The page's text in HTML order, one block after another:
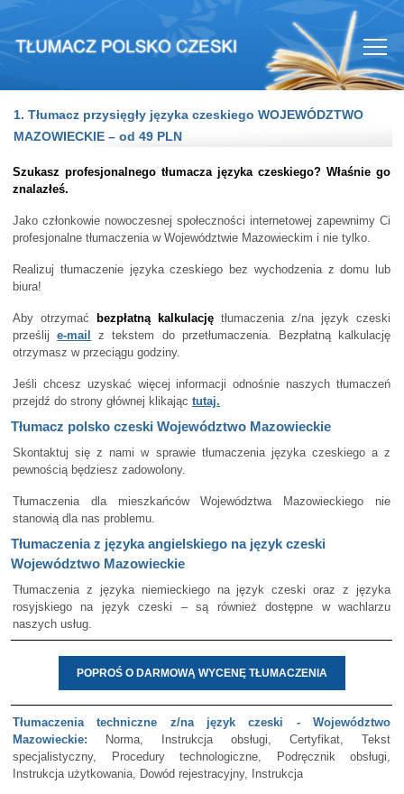
1. Tłumacz przysięgły języka czeskiego WOJEWÓDZTWO
MAZOWIECKIE – od 49 PLN
Szukasz profesjonalnego tłumacza języka czeskiego? Właśnie go
znalazłeś.
Jako członkowie nowoczesnej społeczności internetowej zapewnimy Ci
profesjonalne tłumaczenia w Województwie Mazowieckim i nie tylko.
Realizuj tłumaczenie języka czeskiego bez wychodzenia z domu lub
biura!
Aby otrzymać bezpłatną kalkulację tłumaczenia z/na język czeski
prześlije-mail
z tekstem do przetłumaczenia. Bezpłatną kalkulację
otrzymasz w przeciągu godziny.
Jeśli chcesz uzyskać więcej informacji odnośnie naszych tłumaczeń
przejdź do strony głównej klikając tutaj.
Tłumacz polsko czeski Województwo Mazowieckie
Skontaktuj się z nami w sprawie tłumaczenia języka czeskiego a z
pewnością będziesz zadowolony.
Tłumaczenia dla mieszkańców Województwa Mazowieckiego nie
stanowią dla nas problemu.
Tłumaczenia z języka angielskiego na język czeski
Województwo Mazowieckie
Tłumaczenia z języka niemieckiego na język czeski oraz z języka
rosyjskiego na język czeski – są również dostępne w wachlarzu
naszych usług.
POPROŚ O DARMOWĄ WYCENĘ TŁUMACZENIA
Tłumaczenia techniczne z/na język czeski - Województwo
Mazowieckie: Norma, Instrukcja obsługi, Certyfikat, Tekst
specjalistyczny, Procedury technologiczne, Podręcznik obsługi,
Instrukcja użytkowania, Dowód rejestracyjny, Instrukcja